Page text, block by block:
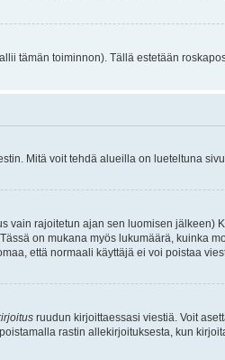
tämän toiminnon). Tällä estetään
Mitä voit tehdä alueilla on lueteltuna
vain rajoitetun ajan sen luomisen jälkeen)
on mukana myös lukumäärä, kuinka
että normaali käyttäjä ei voi poistaa
ruudun kirjoittaessasi viestiä. Voit
rastin allekirjoituksesta, kun